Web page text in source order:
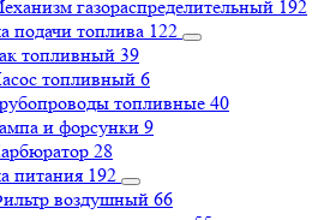
газораспределительный 192
подачи топлива 122
топливный 39
топливный 6
топливные 40
и форсунки 9
28
питания 192
воздушный 66